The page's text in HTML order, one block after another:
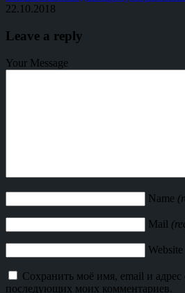
22.10.2018
Leave a reply
Your Message
Name
Mail
Website
Сохранить моё имя, email и адрес
последующих моих комментариев.